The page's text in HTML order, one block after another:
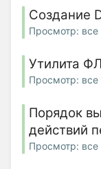
Создание
Просмотр: все
Утилита
Просмотр: все
Порядок
действий
Просмотр: все